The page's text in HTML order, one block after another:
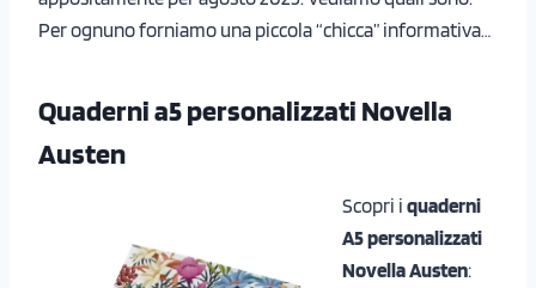
Per ognuno forniamo una piccola “chicca” informativa…
Quaderni a5 personalizzati Novella
Austen
Scopri i quaderni
A5 personalizzati
Novella Austen: